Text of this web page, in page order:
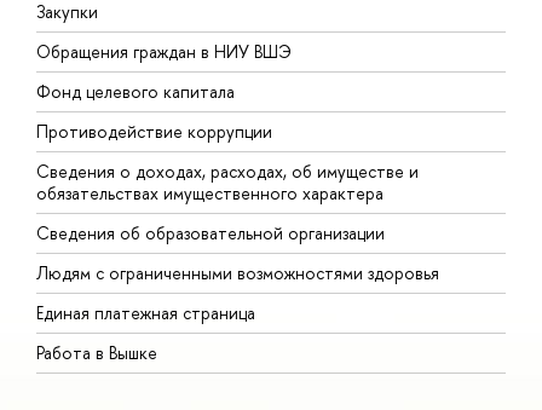
Закупки
Обращения граждан в НИУ ВШЭ
Фонд целевого капитала
Противодействие коррупции
Сведения о доходах, расходах, об имуществе и
обязательствах имущественного характера
Сведения об образовательной организации
Людям с ограниченными возможностями здоровья
Единая платежная страница
Работа в Вышке